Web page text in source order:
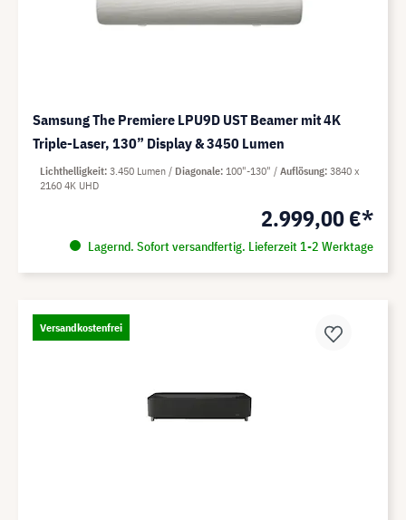
Samsung The Premiere LPU9D UST Beamer mit 4K
Triple-Laser, 130” Display & 3450 Lumen
2.999,00 €*
Lagernd. Sofort versandfertig. Lieferzeit 1-2 Werktage
Lichthelligkeit 3.450 Lumen Diagonale 100"-130" Auflösung 3840 x
2160 4K UHD
Versandkostenfrei